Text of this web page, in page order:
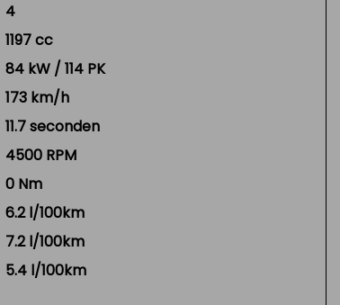
4
1197 cc
84 kW / 114 PK
173 km/h
11.7 seconden
4500 RPM
0 Nm
6.2 l/100km
7.2 l/100km
5.4 l/100km